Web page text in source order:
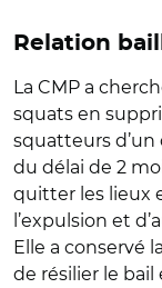
Relation
La CMP a
squats en
squatteurs
du délai de 2
quitter les lieux
l’expulsion et
Elle a conservé
de résilier le